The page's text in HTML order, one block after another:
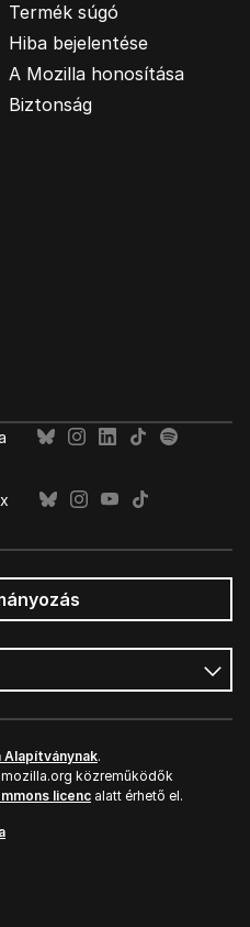
Termék súgó
Hiba bejelentése
A Mozilla honosítása
Biztonság
Alapítványnak.
közreműködők
licenc alatt érhető el.